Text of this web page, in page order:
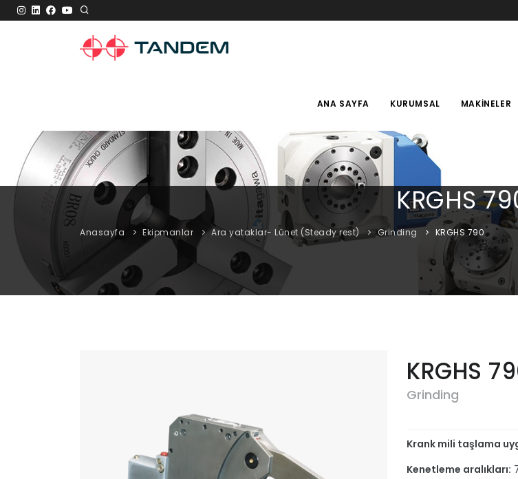
ANA SAYFA KURUMSAL MAKINELER
KRGHS
Anasayfa Ekipmanlar Ara yataklar- Lünet (Steady rest) Grinding KRGHS 790
KRGHS
Grinding
Krank mili taşlama
Kenetleme aralıkları: